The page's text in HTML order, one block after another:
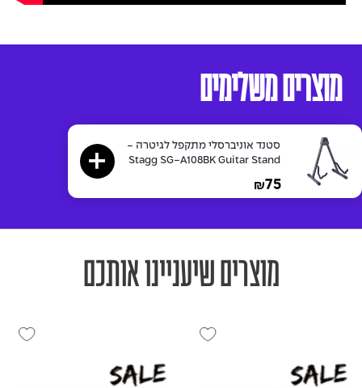
מוצרים משלימים
סטנד אוניברסלי מתקפל לגיטרה -
Stagg SG-A108BK Guitar Stand
₪75
מוצרים שיעניינו אותכם